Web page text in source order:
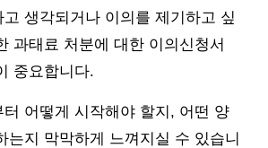
생각되거나 이의를 제기하고 싶
과태료 처분에 대한 이의신청서
중요합니다.
어떻게 시작해야 할지, 어떤 양
는지 막막하게 느껴지실 수 있습니